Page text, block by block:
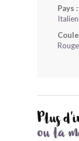
Pays :
Rouge
Plus
ou la